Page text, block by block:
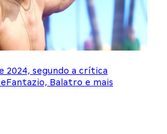
2024, segundo a crítica
Balatro e mais